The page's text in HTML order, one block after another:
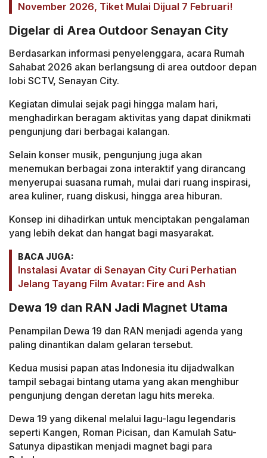
November 2026, Tiket Mulai Dijual 7 Februari!
Digelar di Area Outdoor Senayan City
Berdasarkan informasi penyelenggara, acara Rumah
Sahabat 2026 akan berlangsung di area outdoor depan
lobi SCTV, Senayan City.
Kegiatan dimulai sejak pagi hingga malam hari,
menghadirkan beragam aktivitas yang dapat dinikmati
pengunjung dari berbagai kalangan.
Selain konser musik, pengunjung juga akan
menemukan berbagai zona interaktif yang dirancang
menyerupai suasana rumah, mulai dari ruang inspirasi,
area kuliner, ruang diskusi, hingga area hiburan.
Konsep ini dihadirkan untuk menciptakan pengalaman
yang lebih dekat dan hangat bagi masyarakat.
BACA JUGA:
Instalasi Avatar di Senayan City Curi Perhatian
Jelang Tayang Film Avatar: Fire and Ash
Dewa 19 dan RAN Jadi Magnet Utama
Penampilan Dewa 19 dan RAN menjadi agenda yang
paling dinantikan dalam gelaran tersebut.
Kedua musisi papan atas Indonesia itu dijadwalkan
tampil sebagai bintang utama yang akan menghibur
pengunjung dengan deretan lagu hits mereka.
Dewa 19 yang dikenal melalui lagu-lagu legendaris
seperti Kangen, Roman Picisan, dan Kamulah Satu-
Satunya dipastikan menjadi magnet bagi para